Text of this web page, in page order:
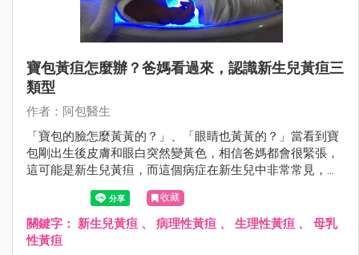
寶包黃疸怎麼辦？爸媽看過來，認識新生兒黃疸三
類型
作者：阿包醫生
「寶包的臉怎麼黃黃的？」、「眼睛也黃黃的？」當看到寶
包剛出生後皮膚和眼白突然變黃色，相信爸媽都會很緊張，
這可能是新生兒黃疸，而這個病症在新生兒中非常常見，透
過醫師評估檢查必要時接受照光治療，大多不會有後遺症。
收藏
關鍵字： 新生兒黃疸 、 病理性黃疸 、 生理性黃疸 、 母乳
性黃疸